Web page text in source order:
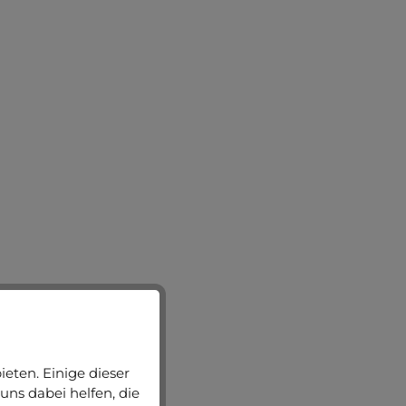
Einige dieser
dabei helfen, die